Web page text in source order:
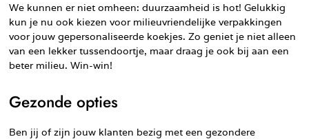
We kunnen er niet omheen: duurzaamheid is hot! Gelukkig
kun je nu ook kiezen voor milieuvriendelijke verpakkingen
voor jouw gepersonaliseerde koekjes. Zo geniet je niet alleen
van een lekker tussendoortje, maar draag je ook bij aan een
beter milieu. Win-win!
Gezonde opties
Ben jij of zijn jouw klanten bezig met een gezondere